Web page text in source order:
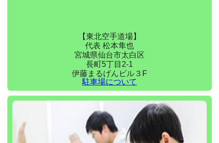
【東北空手道場】
代表 松本隼也
宮城県仙台市太白区
長町5丁目2-1
伊藤まるげんビル３F
駐車場について